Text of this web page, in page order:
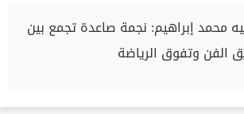
محمد إبراهيم: نجمة صاعدة تجمع بين
الفن وتفوق الرياضة